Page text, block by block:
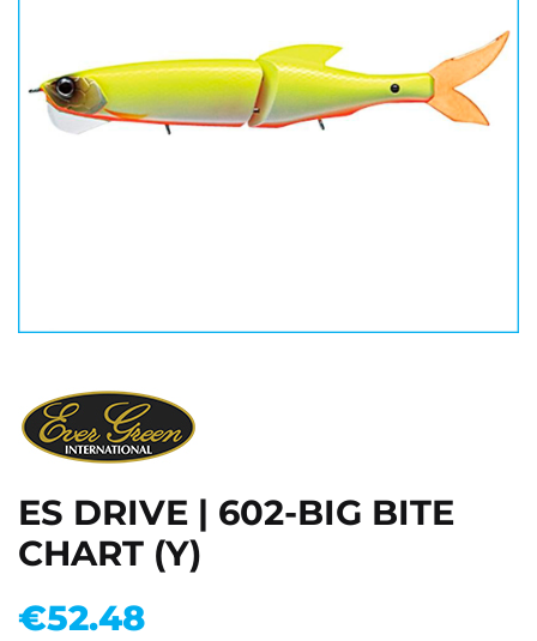
ES DRIVE | 602-BIG BITE
CHART (Y)
€52.48